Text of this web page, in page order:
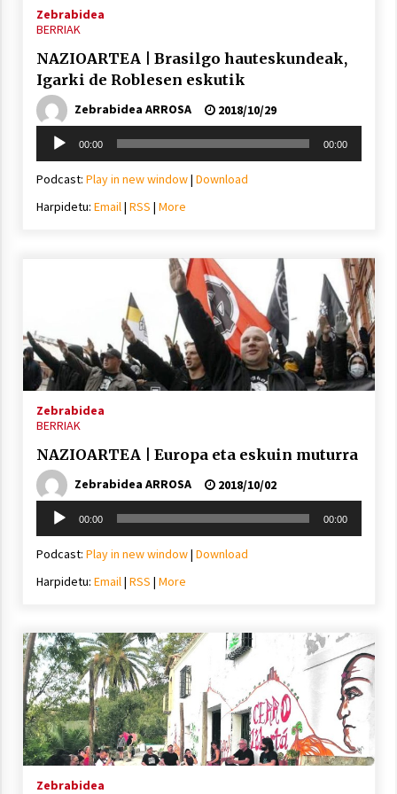
Zebrabidea
BERRIAK
NAZIOARTEA | Brasilgo hauteskundeak,
Igarki de Roblesen eskutik
Zebrabidea ARROSA
2018/10/29
Soinu
erreproduzigailua
00:00 00:00
Podcast: Play in new window| Download
Harpidetu: Email| RSS | More
Zebrabidea
BERRIAK
NAZIOARTEA | Europa eta eskuin muturra
Zebrabidea ARROSA
2018/10/02
Soinu
erreproduzigailua
00:00 00:00
Podcast: Play in new window| Download
Harpidetu: Email| RSS | More
Zebrabidea